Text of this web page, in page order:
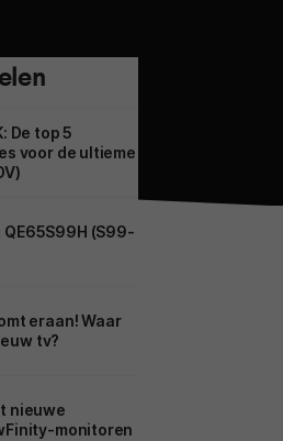
De top 5
voor de ultieme
QE65S99H (S99-
eraan! Waar
tv?
nieuwe
monitoren